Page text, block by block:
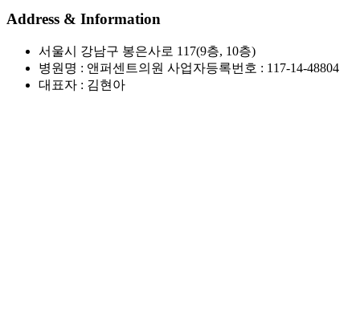
Address & Information
서울시 강남구 봉은사로 117(9층, 10층)
병원명 : 앤퍼센트의원 사업자등록번호 : 117-14-48804
대표자 : 김현아